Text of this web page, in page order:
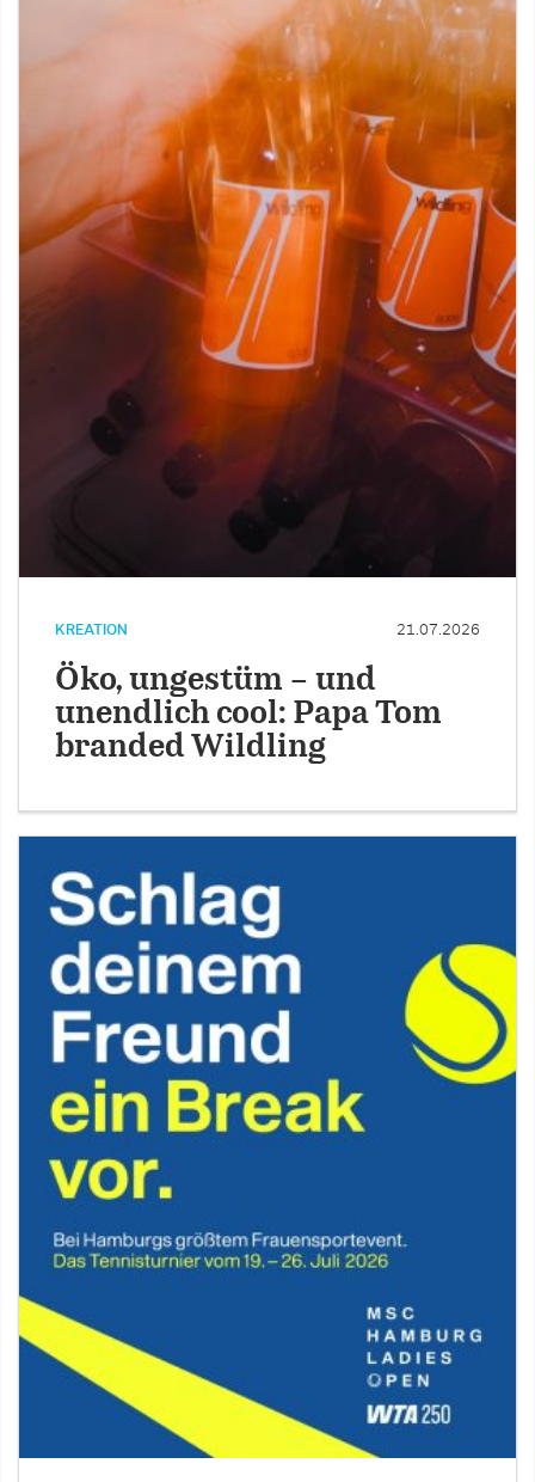
KREATION 21.07.2026
Öko, ungestüm – und
unendlich cool: Papa Tom
branded Wildling